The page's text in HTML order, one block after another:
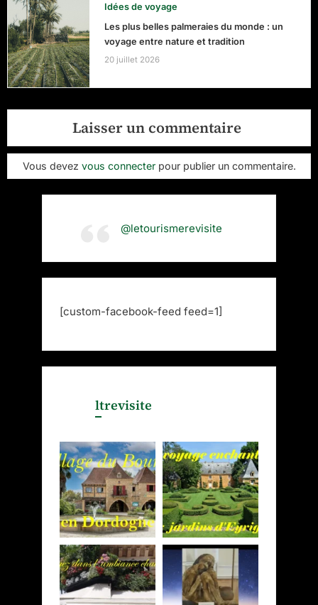
Idées de voyage
Les plus belles palmeraies du monde : un
voyage entre nature et tradition
20 juillet 2026
Laisser un commentaire
Vous devez vous connecterpour publier un commentaire.
@letourismerevisite
[custom-facebook-feed feed=1]
ltrevisite